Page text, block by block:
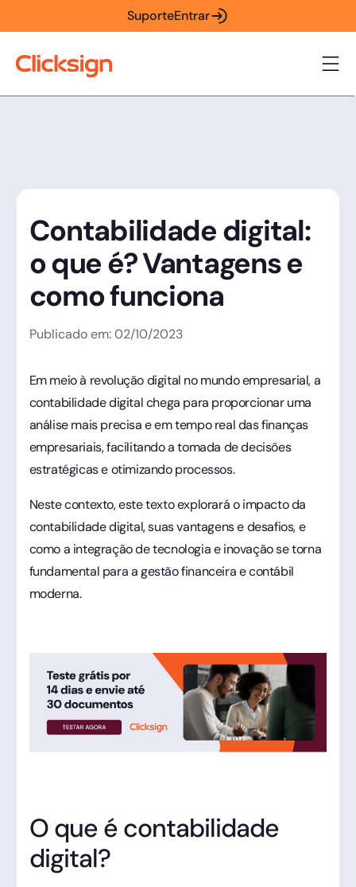
SuporteEntrar
Contabilidade digital:
o que é? Vantagens e
como funciona
Publicado em: 02/10/2023
Em meio à revolução digital no mundo empresarial, a
contabilidade digital chega para proporcionar uma
análise mais precisa e em tempo real das finanças
empresariais, facilitando a tomada de decisões
estratégicas e otimizando processos.
Neste contexto, este texto explorará o impacto da
contabilidade digital, suas vantagens e desafios, e
como a integração de tecnologia e inovação se torna
fundamental para a gestão financeira e contábil
moderna.
O que é contabilidade
digital?